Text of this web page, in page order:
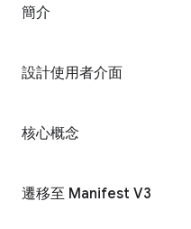
簡介
設計使用者介面
核心概念
遷移至 Manifest V3